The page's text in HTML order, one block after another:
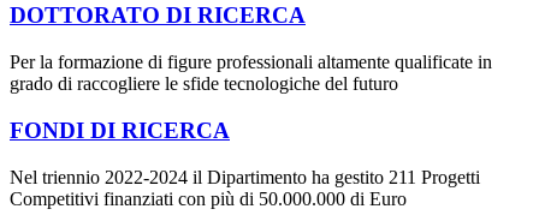
DOTTORATO DI RICERCA
Per la formazione di figure professionali altamente qualificate in
grado di raccogliere le sfide tecnologiche del futuro
FONDI DI RICERCA
Nel triennio 2022-2024 il Dipartimento ha gestito 211 Progetti
Competitivi finanziati con più di 50.000.000 di Euro